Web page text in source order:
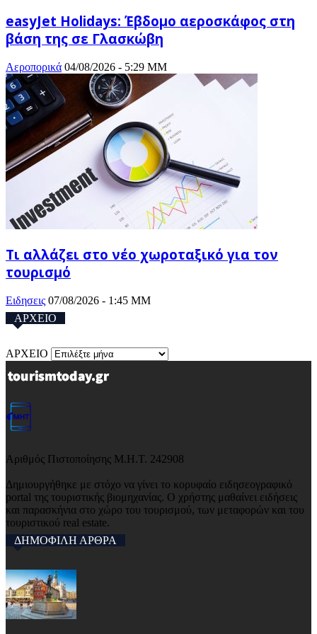
easyJet Holidays: Έβδομο αεροσκάφος στη
βάση της σε Γλασκώβη
Αεροπορικά 04/08/2026 - 5:29 ΜΜ
Τι αλλάζει στο νέο χωροταξικό για τον
τουρισμό
Ειδησεις 07/08/2026 - 1:45 ΜΜ
ΑΡΧΕΙΟ
ΑΡΧΕΙΟ
Αριθμός Πιστοποίησης Μ.Η.Τ. 242908
Δημιουργήθηκε με στόχο να γίνει το κορυφαίο ειδησεογραφικό
portal της τουριστικής βιομηχανίας. Ο χρήστης μαθαίνει ειδήσεις
και παρασκήνια στο χώρο του τουρισμού, των μεταφορών και του
τουριστικού real estate.
ΔΗΜΟΦΙΛΗ ΑΡΘΡΑ